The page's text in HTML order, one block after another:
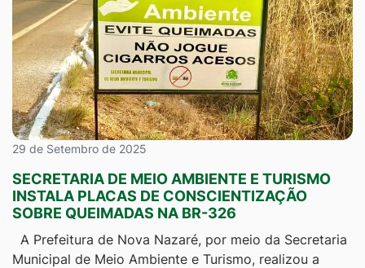
29 de Setembro de 2025
SECRETARIA DE MEIO AMBIENTE E TURISMO
INSTALA PLACAS DE CONSCIENTIZAÇÃO
SOBRE QUEIMADAS NA BR-326
A Prefeitura de Nova Nazaré, por meio da Secretaria
Municipal de Meio Ambiente e Turismo, realizou a